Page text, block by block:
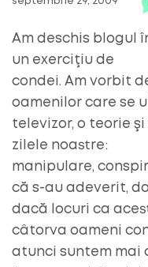
Am deschis blogul
un exerciţiu de
condei. Am vorbit
oamenilor care se
televizor, o teorie
zilele noastre:
manipulare,
că s-au adeverit,
dacă locuri ca
câtorva oameni
atunci suntem mai